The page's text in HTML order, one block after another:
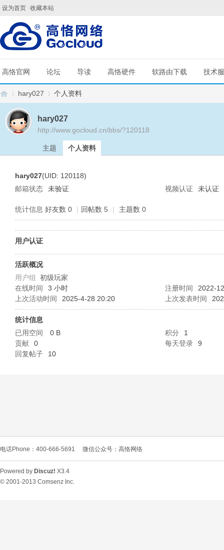
设为首页 收藏本站
高恪官网 论坛 导读 高恪硬件 软路由下载 技术
L
hary027
›
个人资料
hary027
http://www.gocloud.cn/bbs/?120118
主题 个人资料
hary027(UID: 120118)
邮箱状态
未验证 视频认证 未认证
统计信息 好友数 0 | 回帖数 5 | 主题数 0
用户认证
活跃概况
用户组 初级玩家
在线时间
3 小时 注册时间
2022-
上次活动时间
2025-4-28 20:20 上次发表时间
统计信息
已用空间
0 B 积分
1
贡献
0 每天登录
9
回复帖子
10
电话Phone：400-666-5691 微信公众号：高恪网络
Powered by Discuz! X3.4
© 2001-2013 Comsenz Inc.